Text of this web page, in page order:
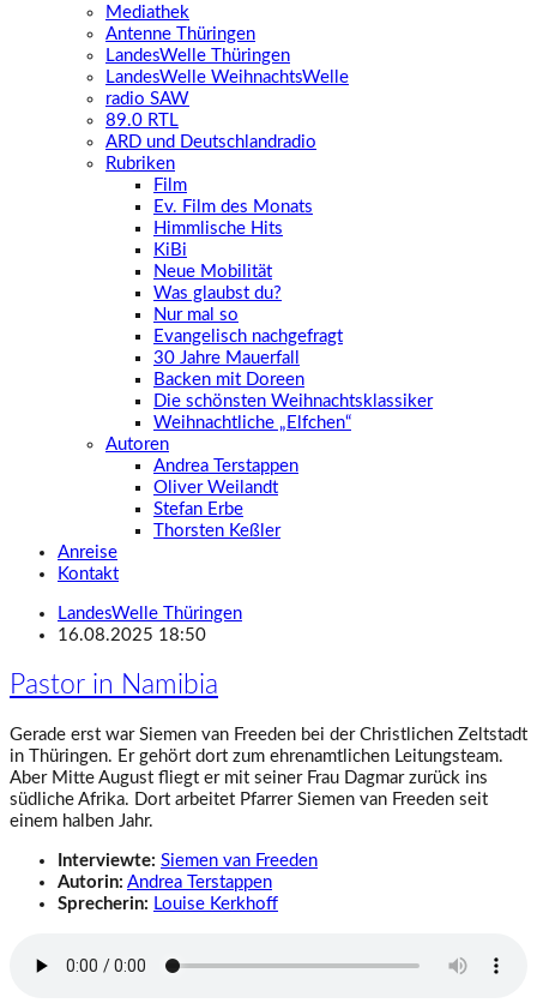
Mediathek
Antenne Thüringen
LandesWelle Thüringen
LandesWelle WeihnachtsWelle
radio SAW
89.0 RTL
ARD und Deutschlandradio
Rubriken
Film
Ev. Film des Monats
Himmlische Hits
KiBi
Neue Mobilität
Was glaubst du?
Nur mal so
Evangelisch nachgefragt
30 Jahre Mauerfall
Backen mit Doreen
Die schönsten Weihnachtsklassiker
Weihnachtliche „Elfchen“
Autoren
Andrea Terstappen
Oliver Weilandt
Stefan Erbe
Thorsten Keßler
Anreise
Kontakt
LandesWelle Thüringen
16.08.2025 18:50
Pastor in Namibia
Gerade erst war Siemen van Freeden bei der Christlichen Zeltstadt
in Thüringen. Er gehört dort zum ehrenamtlichen Leitungsteam.
Aber Mitte August fliegt er mit seiner Frau Dagmar zurück ins
südliche Afrika. Dort arbeitet Pfarrer Siemen van Freeden seit
einem halben Jahr.
Interviewte: Siemen van Freeden
Autorin: Andrea Terstappen
Sprecherin: Louise Kerkhoff